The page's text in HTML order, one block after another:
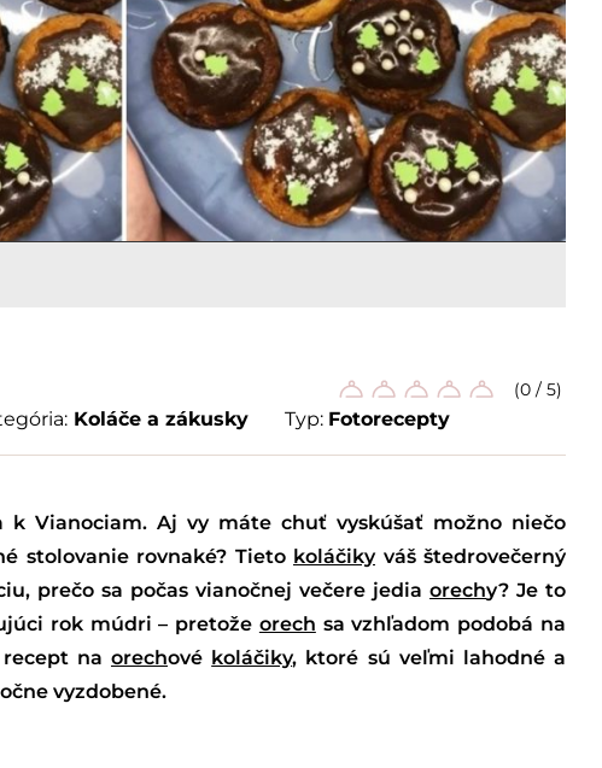
(0 / 5)
Koláče a zákusky Typ: Fotorecepty
k Vianociam. Aj vy máte chuť vyskúšať možno niečo
stolovanie rovnaké? Tieto koláčikyváš štedrovečerný
prečo sa počas vianočnej večere jedia orechy? Je to
rok múdri – pretože orech sa vzhľadom podobá na
na orechové koláčiky, ktoré sú veľmi lahodné a
vyzdobené.